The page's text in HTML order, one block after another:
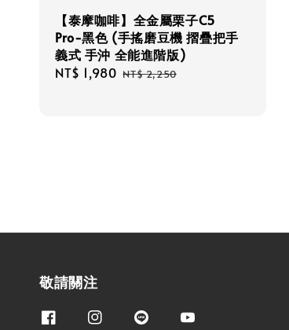
【泰摩咖啡】全金屬栗子C5
Pro-黑色 (手搖磨豆機 摺疊把手
義式 手沖 全能進階版)
Sale
NT$ 1,980 Regular
NT$ 2,250
敬請關注